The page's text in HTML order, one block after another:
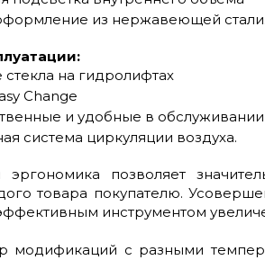
из нержавеющей стали.
на гидролифтах
Change
и удобные в
система циркуляции воздуха.
эргономика позволяет
товара покупателю.
инструментом
модификаций с разными